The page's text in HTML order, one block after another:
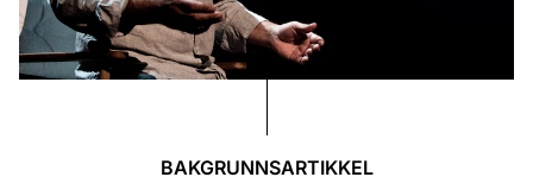
BAKGRUNNSARTIKKEL